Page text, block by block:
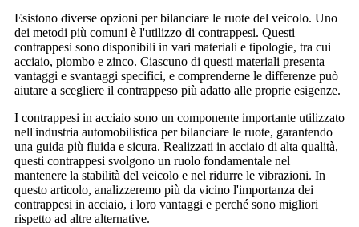
Esistono diverse opzioni per bilanciare le ruote del veicolo. Uno
dei metodi più comuni è l'utilizzo di contrappesi. Questi
contrappesi sono disponibili in vari materiali e tipologie, tra cui
acciaio, piombo e zinco. Ciascuno di questi materiali presenta
vantaggi e svantaggi specifici, e comprenderne le differenze può
aiutare a scegliere il contrappeso più adatto alle proprie esigenze.
I contrappesi in acciaio sono un componente importante utilizzato
nell'industria automobilistica per bilanciare le ruote, garantendo
una guida più fluida e sicura. Realizzati in acciaio di alta qualità,
questi contrappesi svolgono un ruolo fondamentale nel
mantenere la stabilità del veicolo e nel ridurre le vibrazioni. In
questo articolo, analizzeremo più da vicino l'importanza dei
contrappesi in acciaio, i loro vantaggi e perché sono migliori
rispetto ad altre alternative.